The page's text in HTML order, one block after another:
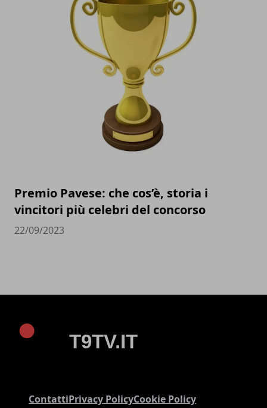
Premio Pavese: che cos’è, storia i
vincitori più celebri del concorso
22/09/2023
ContattiPrivacy PolicyCookie Policy